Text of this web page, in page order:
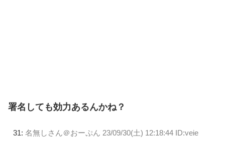
署名しても効力あるんかね？
31: 名無しさん＠おーぷん 23/09/30(土) 12:18:44 ID:veie